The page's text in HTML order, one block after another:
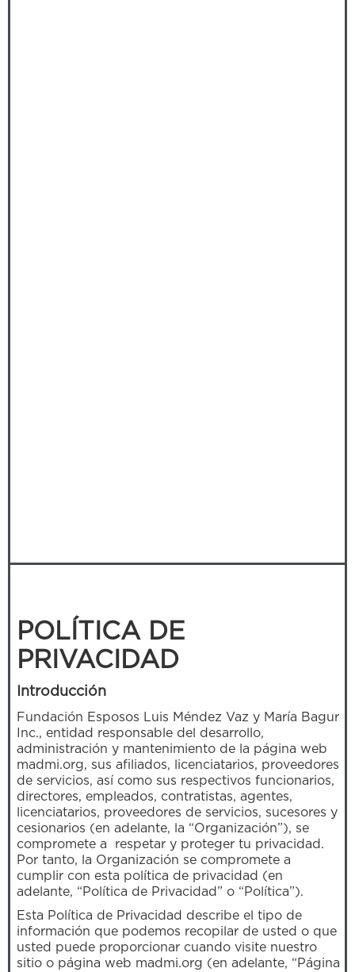
POLÍTICA DE
PRIVACIDAD
Introducción
Fundación Esposos Luis Méndez Vaz y María Bagur
Inc., entidad responsable del desarrollo,
administración y mantenimiento de la página web
madmi.org, sus afiliados, licenciatarios, proveedores
de servicios, así como sus respectivos funcionarios,
directores, empleados, contratistas, agentes,
licenciatarios, proveedores de servicios, sucesores y
cesionarios (en adelante, la “Organización”), se
compromete a respetar y proteger tu privacidad.
Por tanto, la Organización se compromete a
cumplir con esta política de privacidad (en
adelante, “Política de Privacidad” o “Política”).
Esta Política de Privacidad describe el tipo de
información que podemos recopilar de usted o que
usted puede proporcionar cuando visite nuestro
sitio o página web madmi.org (en adelante, “Página